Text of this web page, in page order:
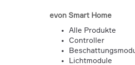
evon Smart Home
Alle Produkte
Controller
Lichtmodule